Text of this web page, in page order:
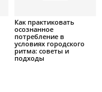
Как практиковать
осознанное
потребление в
условиях городского
ритма: советы и
подходы